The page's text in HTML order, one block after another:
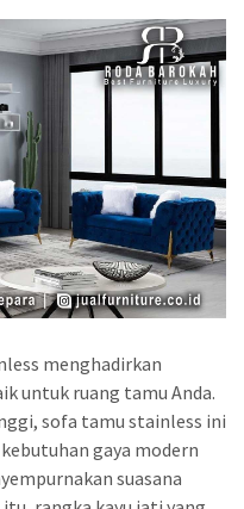
menghadirkan
untuk ruang tamu Anda.
sofa tamu stainless ini
gaya modern
suasana